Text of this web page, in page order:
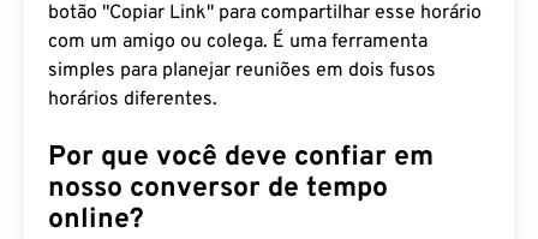
botão "Copiar Link" para compartilhar esse horário
com um amigo ou colega. É uma ferramenta
simples para planejar reuniões em dois fusos
horários diferentes.
Por que você deve confiar em
nosso conversor de tempo
online?